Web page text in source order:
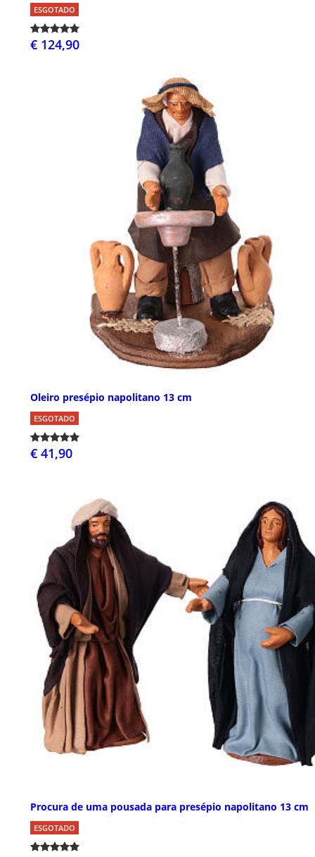
ESGOTADO
€ 124,90
Oleiro presépio napolitano 13 cm
ESGOTADO
€ 41,90
Procura de uma pousada para presépio napolitano 13 cm
ESGOTADO